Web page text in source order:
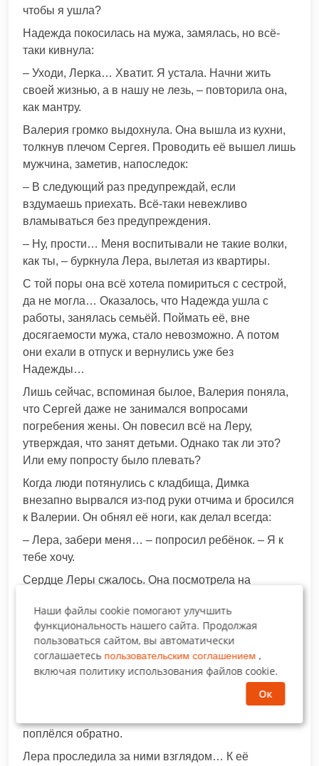
чтобы я ушла?
Надежда покосилась на мужа, замялась, но всё-
таки кивнула:
– Уходи, Лерка… Хватит. Я устала. Начни жить
своей жизнью, а в нашу не лезь, – повторила она,
как мантру.
Валерия громко выдохнула. Она вышла из кухни,
толкнув плечом Сергея. Проводить её вышел лишь
мужчина, заметив, напоследок:
– В следующий раз предупреждай, если
вздумаешь приехать. Всё-таки невежливо
вламываться без предупреждения.
– Ну, прости… Меня воспитывали не такие волки,
как ты, – буркнула Лера, вылетая из квартиры.
С той поры она всё хотела помириться с сестрой,
да не могла… Оказалось, что Надежда ушла с
работы, занялась семьёй. Поймать её, вне
досягаемости мужа, стало невозможно. А потом
они ехали в отпуск и вернулись уже без
Надежды…
Лишь сейчас, вспоминая былое, Валерия поняла,
что Сергей даже не занимался вопросами
погребения жены. Он повесил всё на Леру,
утверждая, что занят детьми. Однако так ли это?
Или ему попросту было плевать?
Когда люди потянулись с кладбища, Димка
внезапно вырвался из-под руки отчима и бросился
к Валерии. Он обнял её ноги, как делал всегда:
– Лера, забери меня… – попросил ребёнок. – Я к
тебе хочу.
Сердце Леры сжалось. Она посмотрела на
– Димка, я… Я подумаю, что мы можем сделать, –
прошептала она, обнимая ребёнка и чувствуя, что
слёзы душат её сильнее.
– Дима! Пора домой, – раздался ровный, суровый
поплёлся обратно.
Лера проследила за ними взглядом… К её
Наши файлы cookie помогают улучшить
функциональность нашего сайта. Продолжая
пользоваться сайтом, вы автоматически
соглашаетесь пользовательским соглашением ,
включая политику использования файлов cookie.
Ок